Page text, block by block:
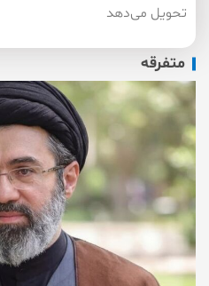
تحویل می‌دهد
متفرقه